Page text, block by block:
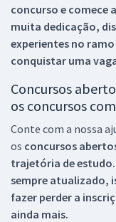
concurso e comece
muita dedicação,
experientes no
conquistar uma
Concursos
os concursos
Conte com a nossa
os concursos
trajetória de
sempre atualizado,
fazer perder a
ainda mais.